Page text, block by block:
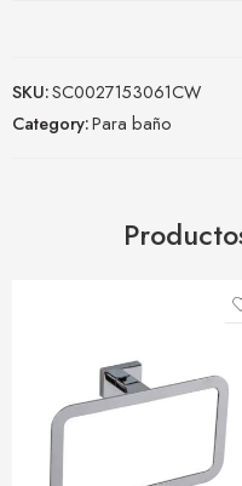
SKU:SC0027153061CW
Category:Para baño